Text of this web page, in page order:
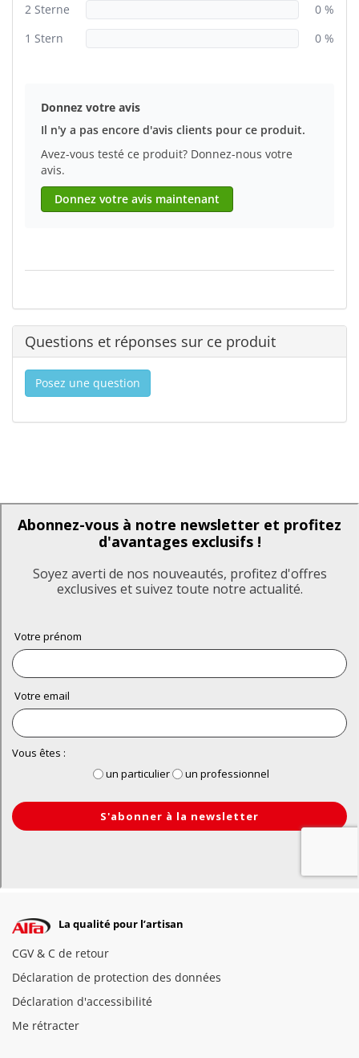
2 Sterne
0 %
1 Stern
0 %
Donnez votre avis
Il n'y a pas encore d'avis clients pour ce produit.
Avez-vous testé ce produit? Donnez-nous votre
avis.
Donnez votre avis maintenant
Questions et réponses sur ce produit
Posez une question
La qualité pour l’artisan
CGV & C de retour
Déclaration de protection des données
Déclaration d'accessibilité
Me rétracter